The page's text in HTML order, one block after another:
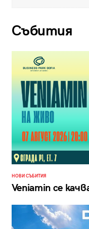
Събития
НОВИ СЪБИТИЯ
Veniamin се